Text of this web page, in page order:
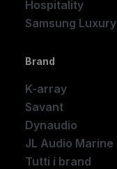
Hospitality
Samsung Luxury
Brand
K-array
Savant
Dynaudio
JL Audio Marine
Tutti i brand